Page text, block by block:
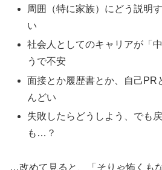
周囲（特に家族）にどう説明
い
社会人としてのキャリアが「
うで不安
面接とか履歴書とか、自己
んどい
失敗したらどうしよう、でも
も…？
…改めて見ると、「そりゃ怖くも